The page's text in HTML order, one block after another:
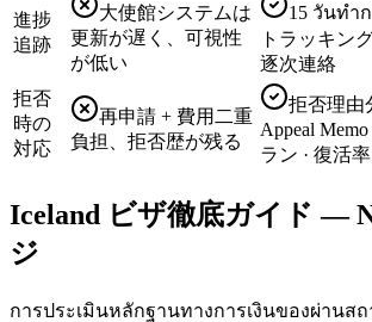
進捗
追跡
大使館システムは
更新が遅く、可視性
が低い
15 วันทำ
トラッキン
逐次連絡
拒否
時の
対応
再申請 + 費用二重
負担、拒否歴が残る
拒否理由
Appeal
ラン · 復活
Iceland ビザ徹底ガイド —
ジ
การประเมินหลักฐานทางการเงินของผ่านส